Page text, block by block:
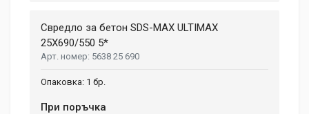
Свредло за бетон SDS-MAX ULTIMAX
25X690/550 5*
5638 25 690
1 бр.
При поръчка